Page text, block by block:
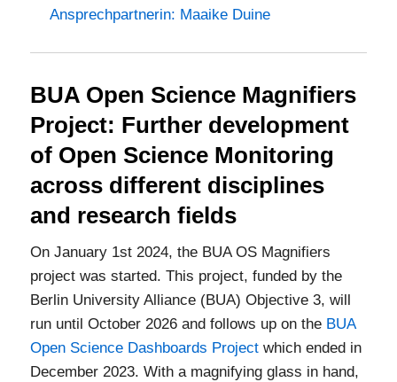
Ansprechpartnerin: Maaike Duine
BUA Open Science Magnifiers
Project: Further development
of Open Science Monitoring
across different disciplines
and research fields
On January 1st 2024, the BUA OS Magnifiers
project was started. This project, funded by the
Berlin University Alliance (BUA) Objective 3, will
run until October 2026 and follows up on the BUA
Open Science Dashboards Project which ended in
December 2023. With a magnifying glass in hand,